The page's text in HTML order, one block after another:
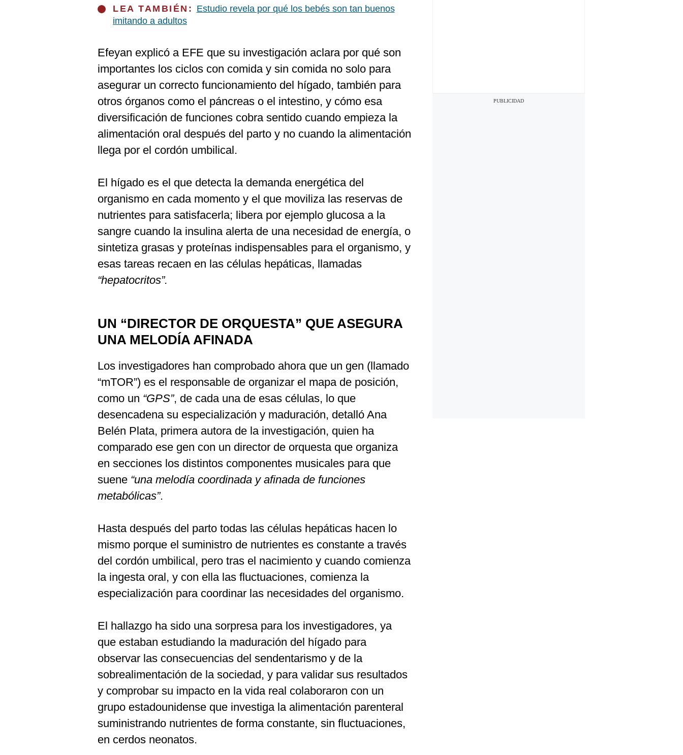
LEA TAMBIÉN: Estudio revela por qué los bebés son tan buenos
imitando a adultos
Efeyan explicó a EFE que su investigación aclara por qué son
importantes los ciclos con comida y sin comida no solo para
asegurar un correcto funcionamiento del hígado, también para
otros órganos como el páncreas o el intestino, y cómo esa
diversificación de funciones cobra sentido cuando empieza la
alimentación oral después del parto y no cuando la alimentación
llega por el cordón umbilical.
El hígado es el que detecta la demanda energética del
organismo en cada momento y el que moviliza las reservas de
nutrientes para satisfacerla; libera por ejemplo glucosa a la
sangre cuando la insulina alerta de una necesidad de energía, o
sintetiza grasas y proteínas indispensables para el organismo, y
esas tareas recaen en las células hepáticas, llamadas
“hepatocritos”.
UN “DIRECTOR DE ORQUESTA” QUE ASEGURA
UNA MELODÍA AFINADA
Los investigadores han comprobado ahora que un gen (llamado
“mTOR”) es el responsable de organizar el mapa de posición,
como un “GPS”, de cada una de esas células, lo que
desencadena su especialización y maduración, detalló Ana
Belén Plata, primera autora de la investigación, quien ha
comparado ese gen con un director de orquesta que organiza
en secciones los distintos componentes musicales para que
suene “una melodía coordinada y afinada de funciones
metabólicas”.
Hasta después del parto todas las células hepáticas hacen lo
mismo porque el suministro de nutrientes es constante a través
del cordón umbilical, pero tras el nacimiento y cuando comienza
la ingesta oral, y con ella las fluctuaciones, comienza la
especialización para coordinar las necesidades del organismo.
El hallazgo ha sido una sorpresa para los investigadores, ya
que estaban estudiando la maduración del hígado para
observar las consecuencias del sendentarismo y de la
sobrealimentación de la sociedad, y para validar sus resultados
y comprobar su impacto en la vida real colaboraron con un
grupo estadounidense que investiga la alimentación parenteral
suministrando nutrientes de forma constante, sin fluctuaciones,
en cerdos neonatos.